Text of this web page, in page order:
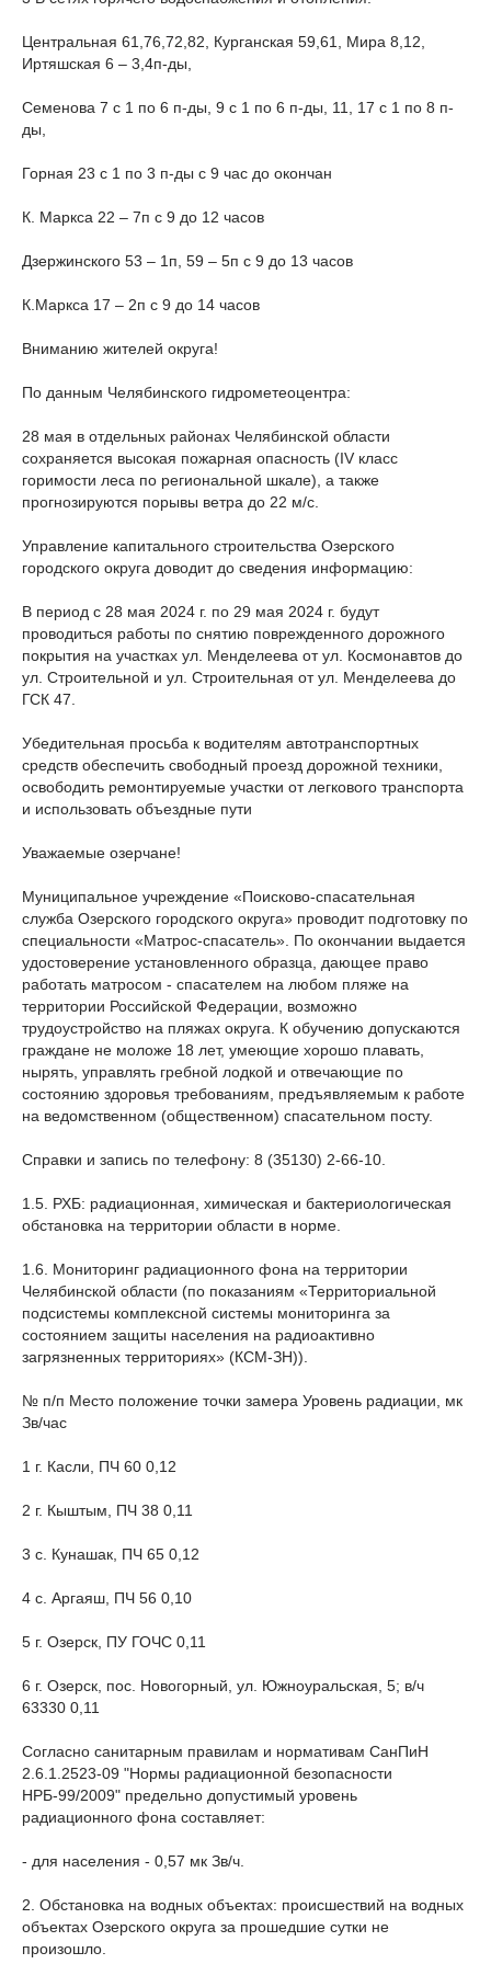
Центральная 61,76,72,82, Курганская 59,61, Мира 8,12,
Иртяшская 6 – 3,4п-ды,
Семенова 7 с 1 по 6 п-ды, 9 с 1 по 6 п-ды, 11, 17 с 1 по 8 п-
ды,
Горная 23 с 1 по 3 п-ды с 9 час до окончан
К. Маркса 22 – 7п с 9 до 12 часов
Дзержинского 53 – 1п, 59 – 5п с 9 до 13 часов
К.Маркса 17 – 2п с 9 до 14 часов
Вниманию жителей округа!
По данным Челябинского гидрометеоцентра:
28 мая в отдельных районах Челябинской области
сохраняется высокая пожарная опасность (IV класс
горимости леса по региональной шкале), а также
прогнозируются порывы ветра до 22 м/с.
Управление капитального строительства Озерского
городского округа доводит до сведения информацию:
В период с 28 мая 2024 г. по 29 мая 2024 г. будут
проводиться работы по снятию поврежденного дорожного
покрытия на участках ул. Менделеева от ул. Космонавтов до
ул. Строительной и ул. Строительная от ул. Менделеева до
ГСК 47.
Убедительная просьба к водителям автотранспортных
средств обеспечить свободный проезд дорожной техники,
освободить ремонтируемые участки от легкового транспорта
и использовать объездные пути
Уважаемые озерчане!
Муниципальное учреждение «Поисково-спасательная
служба Озерского городского округа» проводит подготовку по
специальности «Матрос-спасатель». По окончании выдается
удостоверение установленного образца, дающее право
работать матросом - спасателем на любом пляже на
территории Российской Федерации, возможно
трудоустройство на пляжах округа. К обучению допускаются
граждане не моложе 18 лет, умеющие хорошо плавать,
нырять, управлять гребной лодкой и отвечающие по
состоянию здоровья требованиям, предъявляемым к работе
на ведомственном (общественном) спасательном посту.
Справки и запись по телефону: 8 (35130) 2-66-10.
1.5. РХБ: радиационная, химическая и бактериологическая
обстановка на территории области в норме.
1.6. Мониторинг радиационного фона на территории
Челябинской области (по показаниям «Территориальной
подсистемы комплексной системы мониторинга за
состоянием защиты населения на радиоактивно
загрязненных территориях» (КСМ-ЗН)).
№ п/п Место положение точки замера Уровень радиации, мк
Зв/час
1 г. Касли, ПЧ 60 0,12
2 г. Кыштым, ПЧ 38 0,11
3 с. Кунашак, ПЧ 65 0,12
4 с. Аргаяш, ПЧ 56 0,10
5 г. Озерск, ПУ ГОЧС 0,11
6 г. Озерск, пос. Новогорный, ул. Южноуральская, 5; в/ч
63330 0,11
Согласно санитарным правилам и нормативам СанПиН
2.6.1.2523-09 "Нормы радиационной безопасности
НРБ-99/2009" предельно допустимый уровень
радиационного фона составляет:
- для населения - 0,57 мк Зв/ч.
2. Обстановка на водных объектах: происшествий на водных
объектах Озерского округа за прошедшие сутки не
произошло.